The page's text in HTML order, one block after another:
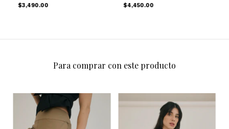
$3,490.00 $4,450.00
Para comprar con este producto